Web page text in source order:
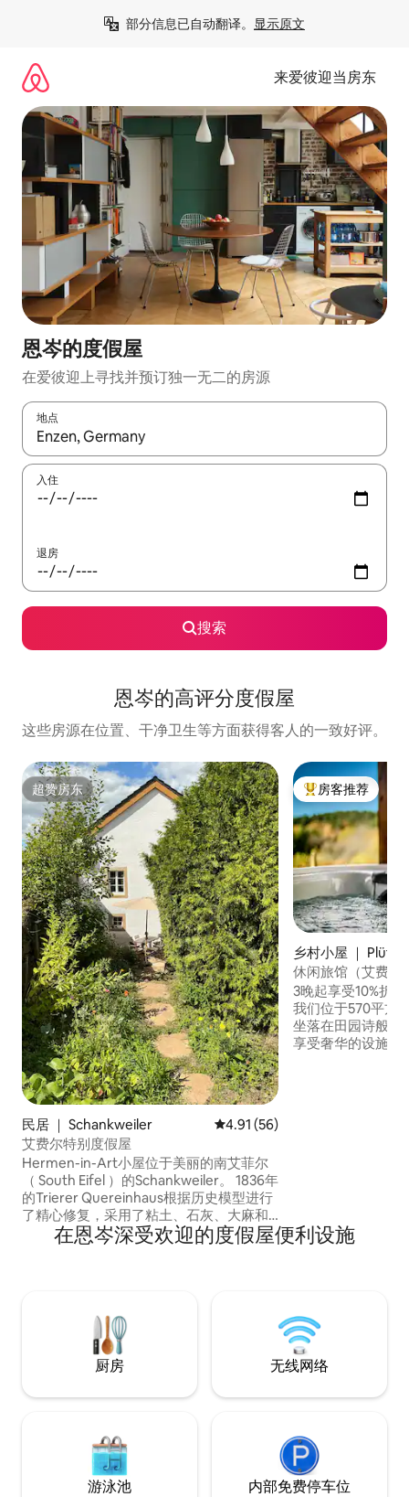
部分信息已自动翻译。 显示原文
来爱彼迎当房东
恩岑的度假屋
在爱彼迎上寻找并预订独一无二的房源
地点
如有搜索结果，请使用上下方向键查看，或通过点击或滑动手势
入住
退房
搜索
恩岑的高评分度假屋
这些房源在位置、干净卫生等方面获得客人的一致好评。
超赞房东
超赞房东
民居 ｜ Schankweiler 平均评分 4.91 分（满分 5 分）
4.91 (56)
艾费尔特别度假屋
Hermen-in-Art小屋位于美丽的南艾菲尔
（ South Eifel ）的Schankweiler。 1836年
的Trierer Quereinhaus根据历史模型进行
了精心修复，采用了粘土、石灰、大麻和
实木等生态建筑材料。 感受由天然材料建
造的历史悠久房屋的独特氛围。 探索我们
热门「房客推荐」
房客推荐
乡村小屋 ｜
休闲旅馆（艾费尔
3晚起享受10%折扣
我们位于570平方
坐落在田园诗般的
享受奢华的设施，
在恩岑深受欢迎的度假屋便利设施
厨房 无线网络
游泳池 内部免费停车位